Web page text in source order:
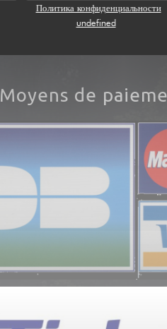
Политика конфиденциальности
undefined
Moyens de